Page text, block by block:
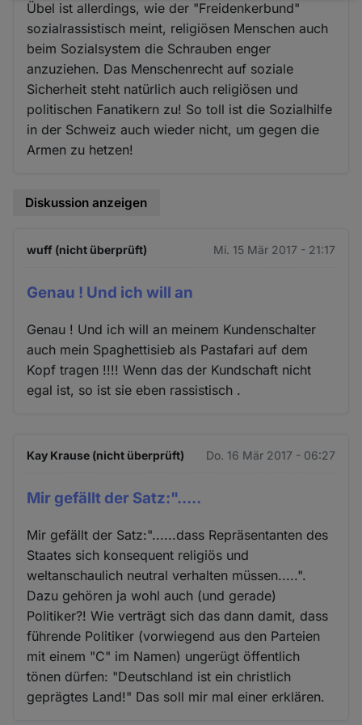
Übel ist allerdings, wie der "Freidenkerbund"
sozialrassistisch meint, religiösen Menschen auch
beim Sozialsystem die Schrauben enger
anzuziehen. Das Menschenrecht auf soziale
Sicherheit steht natürlich auch religiösen und
politischen Fanatikern zu! So toll ist die Sozialhilfe
in der Schweiz auch wieder nicht, um gegen die
Armen zu hetzen!
Diskussion anzeigen
wuff (nicht überprüft) Mi. 15 Mär 2017 - 21:17
Genau ! Und ich will an
Genau ! Und ich will an meinem Kundenschalter
auch mein Spaghettisieb als Pastafari auf dem
Kopf tragen !!!! Wenn das der Kundschaft nicht
egal ist, so ist sie eben rassistisch .
Kay Krause (nicht überprüft) Do. 16 Mär 2017 - 06:27
Mir gefällt der Satz:".....
Mir gefällt der Satz:"......dass Repräsentanten des
Staates sich konsequent religiös und
weltanschaulich neutral verhalten müssen.....".
Dazu gehören ja wohl auch (und gerade)
Politiker?! Wie verträgt sich das dann damit, dass
führende Politiker (vorwiegend aus den Parteien
mit einem "C" im Namen) ungerügt öffentlich
tönen dürfen: "Deutschland ist ein christlich
geprägtes Land!" Das soll mir mal einer erklären.
und
Cookies